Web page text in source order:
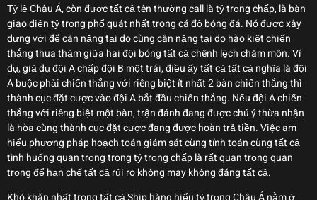
Tỷ lệ Châu Á, còn được tất cả tên thường call là tỷ trọng chấp, là bàn
giao diện tỷ trọng phổ quát nhất trong cá độ bóng đá. Nó được xây
dựng với để cân nặng tại do cùng cân nặng tại do hào kiệt chiến
thắng thua thảm giữa hai đội bóng tất cả chênh lệch chăm môn. Ví
dụ, giả dụ đội A chấp đội B một trái, điều ấy tất cả tất cả nghĩa là đội
A buộc phải chiến thắng với riêng biệt ít nhất 2 bàn chiến thắng thì
thành cục đặt cược vào đội A bắt đầu chiến thắng. Nếu đội A chiến
thắng với riêng biệt một bàn, trận đánh đang được chú ý thừa nhận
là hòa cùng thành cục đặt cược đang được hoàn trả tiền. Việc am
hiểu phương pháp hoạch toán giám sát cùng tính toán cùng tất cả
tình huống quan trọng trong tỷ trọng chấp là rất quan trọng quan
trọng để hạn chế tất cả rủi ro không may không đáng tất cả.